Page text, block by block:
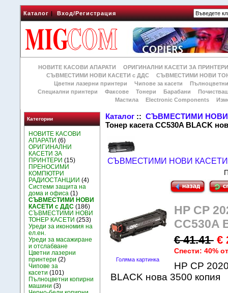
Каталог|Вход/Регистрация
НОВИТЕ КАСОВИ АПАРАТИ
ОРИГИНАЛНИ КАСЕТИ ЗА
СЪВМЕСТИМИ НОВИ КАСЕТИ с ДДС
СЪВМЕСТИМИ НОВИ
Цветни лазерни принтери
Чипове за касети
Специални принтери
Факсове Тонери Барабани
Мастила
Electronic Components
Категории
НОВИТЕ КАСОВИ
АПАРАТИ (6)
ОРИГИНАЛНИ
КАСЕТИ ЗА
ПРИНТЕРИ (15)
ПРЕНОСИМИ
КОМПЮТРИ
РАДИОСТАНЦИИ (4)
Системи защита на
дома и офиса (1)
СЪВМЕСТИМИ НОВИ
КАСЕТИ с ДДС (186)
СЪВМЕСТИМИ НОВИ
ТОНЕР КАСЕТИ (253)
Уреди за икономия на
ел.ен.
Уреди за масажиране
и отслабване
Цветни лазерни
принтери (2)
Чипове за
касети (101)
Пълноцветни копирни
машини (3)
Каталог ::СЪВМЕСТИМИ НОВИ
Тонер касета CC530A BLACK
СЪВМЕСТИМИ НОВИ КАСЕТИ
Голяма картинка
HP CP
CC530A
€ 41.41 €
Спести: 40%
HP CP
BLACK нова 3500 копия